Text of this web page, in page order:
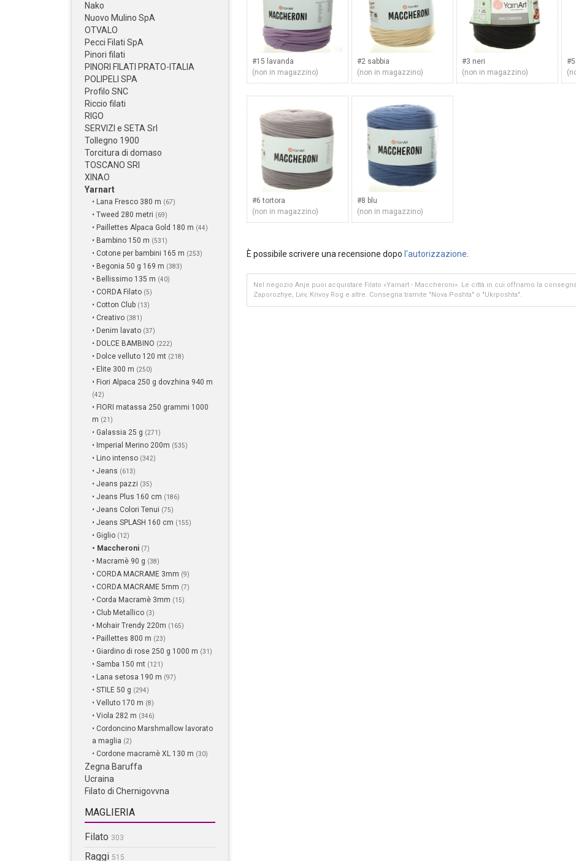
Nako
Nuovo Mulino SpA
OTVALO
Pecci Filati SpA
Pinori filati
PINORI FILATI PRATO-ITALIA
POLIPELI SPA
Profilo SNC
Riccio filati
RIGO
SERVIZI e SETA Srl
Tollegno 1900
Torcitura di domaso
TOSCANO SRI
XINAO
Yarnart
• Lana Fresco 380 m (67)
• Tweed 280 metri (69)
• Paillettes Alpaca Gold 180 m (44)
• Bambino 150 m (531)
• Cotone per bambini 165 m (253)
• Begonia 50 g 169 m (383)
• Bellissimo 135 m (40)
• CORDA Filato (5)
• Cotton Club (13)
• Creativo (381)
• Denim lavato (37)
• DOLCE BAMBINO (222)
• Dolce velluto 120 mt (218)
• Elite 300 m (250)
• Fiori Alpaca 250 g dovzhina 940 m
(42)
• FIORI matassa 250 grammi 1000
m (21)
• Galassia 25 g (271)
• Imperial Merino 200m (535)
• Lino intenso (342)
• Jeans (613)
• Jeans pazzi (35)
• Jeans Plus 160 cm (186)
• Jeans Colori Tenui (75)
• Jeans SPLASH 160 cm (155)
• Giglio (12)
• Maccheroni (7)
• Macramè 90 g (38)
• CORDA MACRAME 3mm (9)
• CORDA MACRAME 5mm (7)
• Corda Macramè 3mm (15)
• Club Metallico (3)
• Mohair Trendy 220m (165)
• Paillettes 800 m (23)
• Giardino di rose 250 g 1000 m (31)
• Samba 150 mt (121)
• Lana setosa 190 m (97)
• STILE 50 g (294)
• Velluto 170 m (8)
• Viola 282 m (346)
• Cordoncino Marshmallow lavorato
a maglia (2)
• Cordone macramè XL 130 m (30)
Zegna Baruffa
Ucraina
Filato di Chernigovvna
MAGLIERIA
Filato 303
Raggi 515
#15 lavanda
(non in magazzino)
#2 sabbia
(non in magazzino)
#3 neri
(non in magazzino)
#6 tortora
(non in magazzino)
#8 blu
(non in magazzino)
È possibile scrivere una recensione dopo l'autorizzazione
Nel negozio Anje puoi acquistare Filato «Yarnart - Maccheroni». Le città in cui offriamo la
Zaporozhye, Lviv, Krivoy Rog e altre. Consegna tramite "Nova Poshta" o "Ukrposhta".